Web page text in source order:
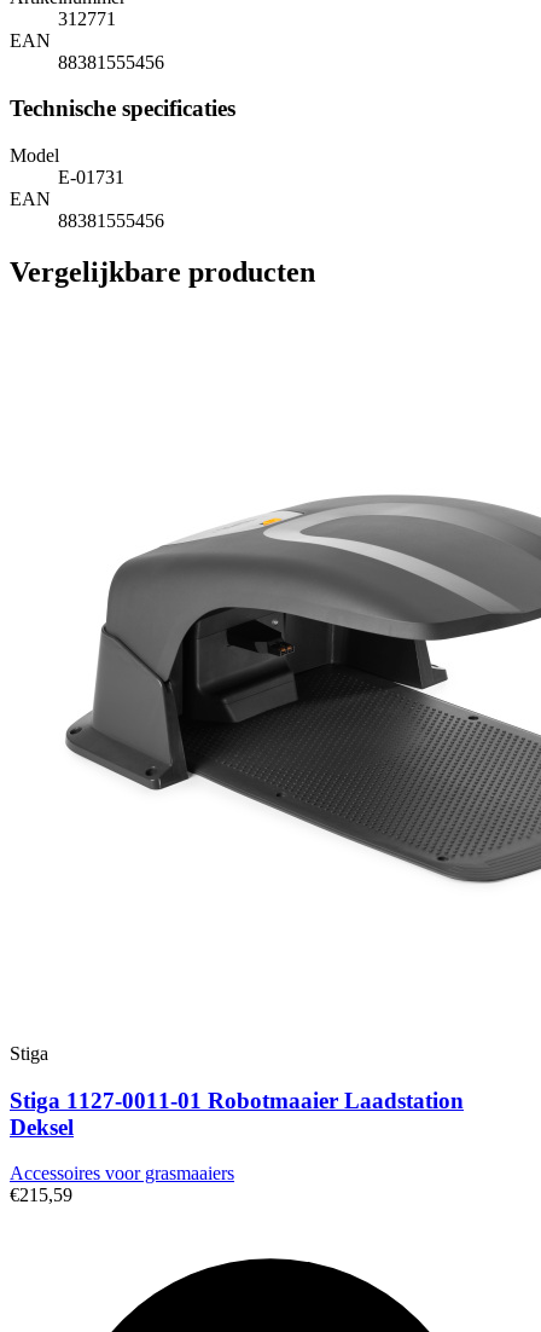
312771
EAN
88381555456
Technische specificaties
Model
E-01731
EAN
88381555456
Vergelijkbare producten
Stiga
Stiga 1127-0011-01 Robotmaaier Laadstation
Deksel
Accessoires voor grasmaaiers
€215,59